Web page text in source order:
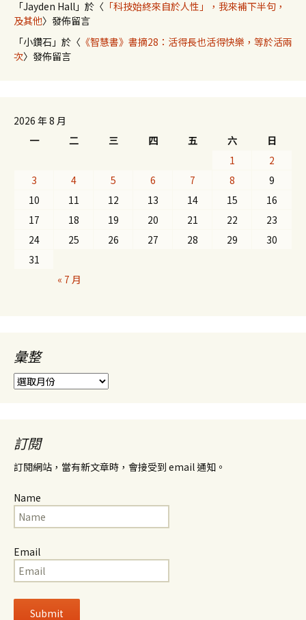
「Jayden Hall 」於〈 「科技始終來自於人性」，我來補下半句，
及其他〉發佈留言
「小鑽石 」於〈 《智慧書》書摘28：活得長也活得快樂，等於活兩
次〉發佈留言
2026 年 8 月
一
二 三 四 五 六
日
1
2
3
4 5 6 7 8
9
10
11 12 13 14 15
16
17
18 19 20 21 22
23
24
25 26 27 28 29
30
31
« 7 月
彙整
彙
整
訂閱
訂閱網站，當有新文章時，會接受到 email 通知。
Name
Email